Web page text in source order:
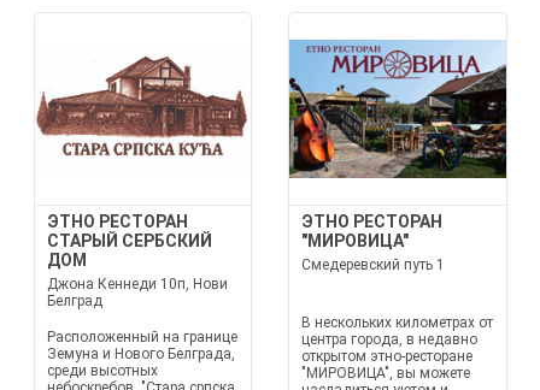
ЭТНО РЕСТОРАН
СТАРЫЙ СЕРБСКИЙ
ДОМ
Джона Кеннеди 10п, Нови
Белград
Расположенный на границе
Земуна и Нового Белграда,
среди высотных
ЭТНО РЕСТОРАН
"МИРОВИЦА"
Смедеревский путь 1
В нескольких километрах от
центра города, в недавно
открытом этно-ресторане
"МИРОВИЦА", вы можете